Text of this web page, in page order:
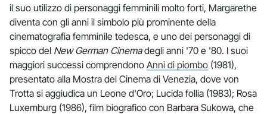
il suo utilizzo di personaggi femminili molto forti, Margarethe
diventa con gli anni il simbolo più prominente della
cinematografia femminile tedesca, e uno dei personaggi di
spicco del New German Cinemadegli anni '70 e '80. I suoi
maggiori successi comprendono Anni di piombo (1981),
presentato alla Mostra del Cinema di Venezia, dove von
Trotta si aggiudica un Leone d'Oro; Lucida follia (1983); Rosa
Luxemburg (1986), film biografico con Barbara Sukowa, che